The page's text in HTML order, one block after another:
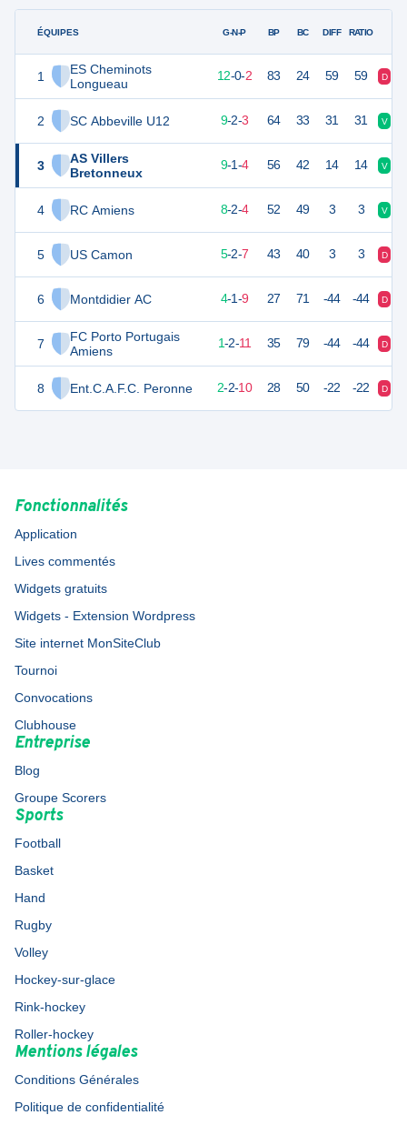
ÉQUIPES
1
ES Cheminots
Longueau
2 SC Abbeville U12
3
AS Villers
Bretonneux
4 RC Amiens
5 US Camon
6 Montdidier AC
7
FC Porto Portugais
Amiens
8 Ent.C.A.F.C. Peronne
G-N-P BP BC DIFF RATIO
12-0-2 83 24 59 59 D
29 9-2-3 64 33 31 31 V
9-1-4 56 42 14 14 V
8-2-4 52 49 3 3 V
5-2-7 43 40 3 3 D
4-1-9 27 71 -44 -44 D
8 1-2-11 35 79 -44 -44 D
4 14 2-2-10 28 50 -22 -22 D
Fonctionnalités
Application
Lives commentés
Widgets gratuits
Widgets - Extension Wordpress
Site internet MonSiteClub
Tournoi
Convocations
Clubhouse
Entreprise
Blog
Groupe Scorers
Sports
Football
Basket
Hand
Rugby
Volley
Hockey-sur-glace
Rink-hockey
Roller-hockey
Mentions légales
Conditions Générales
Politique de confidentialité